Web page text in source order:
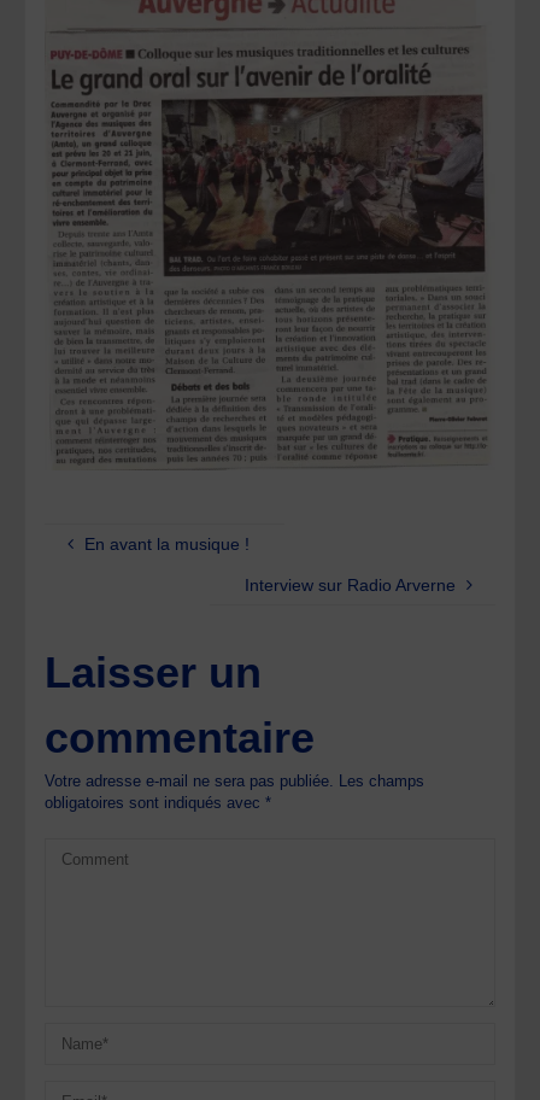
En avant la musique !
Interview sur Radio Arverne
Laisser un
commentaire
Votre adresse e-mail ne sera pas publiée. Les champs
obligatoires sont indiqués avec*